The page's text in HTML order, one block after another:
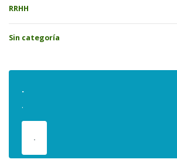
RRHH
Sin categoría
.
.
.